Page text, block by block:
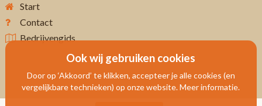
Start
Contact
Bedrijvengids
Ook wij gebruiken cookies
Door op ‘Akkoord’ te klikken, accepteer je alle cookies (en
vergelijkbare technieken) op onze website. Meer informatie.